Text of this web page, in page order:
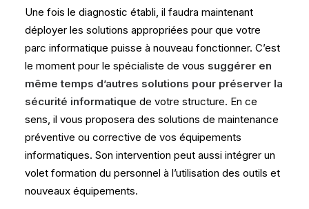
Une fois le diagnostic établi, il faudra maintenant
déployer les solutions appropriées pour que votre
parc informatique puisse à nouveau fonctionner. C’est
le moment pour le spécialiste de vous suggérer en
même temps d’autres solutions pour préserver la
sécurité informatique de votre structure. En ce
sens, il vous proposera des solutions de maintenance
préventive ou corrective de vos équipements
informatiques. Son intervention peut aussi intégrer un
volet formation du personnel à l’utilisation des outils et
nouveaux équipements.